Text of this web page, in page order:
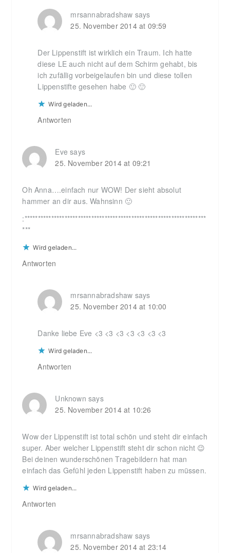
mrsannabradshaw says
25. November 2014 at 09:59
Der Lippenstift ist wirklich ein Traum. Ich hatte
diese LE auch nicht auf dem Schirm gehabt, bis
ich zufällig vorbeigelaufen bin und diese tollen
Lippenstifte gesehen habe 🙂 🙂
Wird geladen...
Antworten
Eve says
25. November 2014 at 09:21
Oh Anna….einfach nur WOW! Der sieht absolut
hammer an dir aus. Wahnsinn 🙂
:********************************************************************
***
Wird geladen...
Antworten
mrsannabradshaw says
25. November 2014 at 10:00
Danke liebe Eve <3 <3 <3 <3 <3 <3 <3
Wird geladen...
Antworten
Unknown says
25. November 2014 at 10:26
Wow der Lippenstift ist total schön und steht dir einfach
super. Aber welcher Lippenstift steht dir schon nicht 😉
Bei deinen wunderschönen Tragebildern hat man
einfach das Gefühl jeden Lippenstift haben zu müssen.
Wird geladen...
Antworten
mrsannabradshaw says
25. November 2014 at 23:14